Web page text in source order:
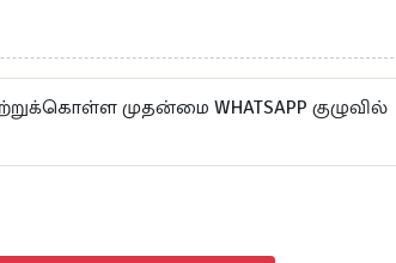
முதன்மை WHATSAPP குழுவில்